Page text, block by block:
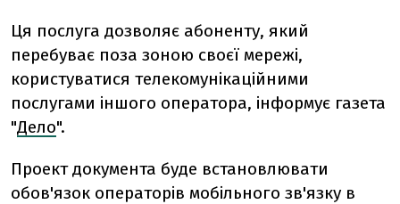
Ця послуга дозволяє абоненту, який
перебуває поза зоною своєї мережі,
користуватися телекомунікаційними
послугами іншого оператора, інформує газета
"Дело".
Проект документа буде встановлювати
обов'язок операторів мобільного зв'язку в